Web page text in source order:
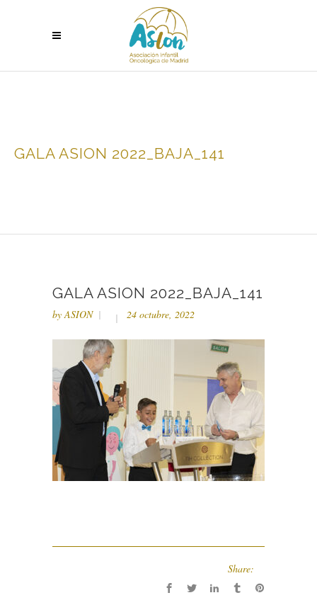
GALA ASION 2022_BAJA_141
GALA ASION 2022_BAJA_141
byASION 24 octubre, 2022
Share: